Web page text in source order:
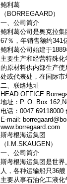
鲍利葛
（BORREGAARD）
一、公司简介
鲍利葛公司是奥克拉
67％，年销售额约341
鲍利葛公司始建于
主要生产和经营特殊
的原材料供内部生产
处或代表处，在国际市
二、联络地址
HEAD OFFICE
地址：P. O. Box
电话：0047 69118000
E-mail:
www.borregaard.com
斯考根海运集团
（I.M.SKAUGEN）
一、公司简介
斯考根海运集团是世
人，各种运输船只36
主要从事石油化工液